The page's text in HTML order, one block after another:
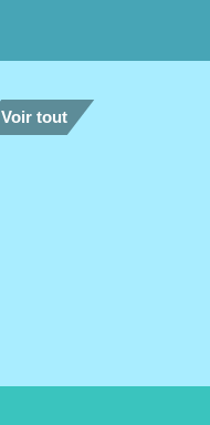
Voir tout